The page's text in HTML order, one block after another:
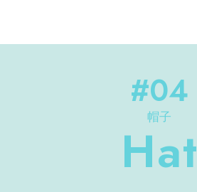
#04
帽子
Hat